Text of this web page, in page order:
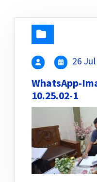
26
WhatsApp-
10.25.02-1